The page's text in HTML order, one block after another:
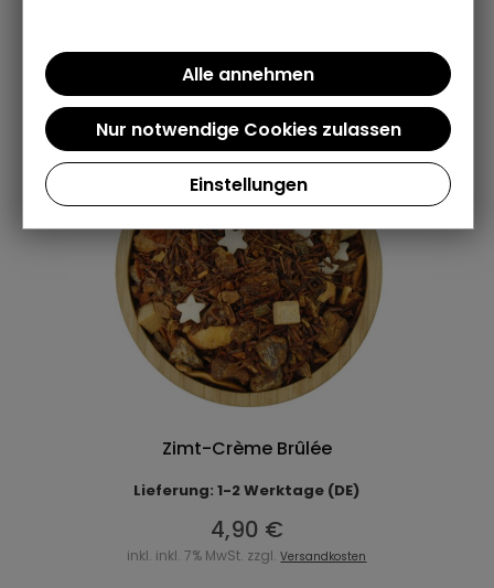
Zimt-Crème Brûlée
Lieferung: 1-2 Werktage (DE)
4,90 €
inkl. inkl. 7% MwSt. zzgl.Versandkosten
Einstellungen